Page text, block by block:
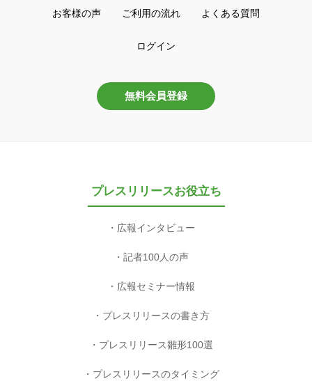
お客様の声 ご利用の流れ よくある質問
ログイン
無料会員登録
プレスリリースお役立ち
広報インタビュー
記者100人の声
広報セミナー情報
プレスリリースの書き方
プレスリリース雛形100選
プレスリリースのタイミング